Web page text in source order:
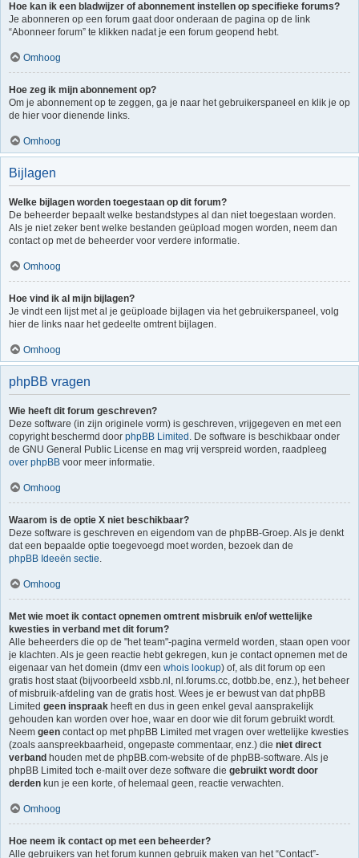
Hoe kan ik een bladwijzer of abonnement instellen op specifieke forums?
Je abonneren op een forum gaat door onderaan de pagina op de link
“Abonneer forum” te klikken nadat je een forum geopend hebt.
Omhoog
Hoe zeg ik mijn abonnement op?
Om je abonnement op te zeggen, ga je naar het gebruikerspaneel en klik je op
de hier voor dienende links.
Omhoog
Bijlagen
Welke bijlagen worden toegestaan op dit forum?
De beheerder bepaalt welke bestandstypes al dan niet toegestaan worden.
Als je niet zeker bent welke bestanden geüpload mogen worden, neem dan
contact op met de beheerder voor verdere informatie.
Omhoog
Hoe vind ik al mijn bijlagen?
Je vindt een lijst met al je geüploade bijlagen via het gebruikerspaneel, volg
hier de links naar het gedeelte omtrent bijlagen.
Omhoog
phpBB vragen
Wie heeft dit forum geschreven?
Deze software (in zijn originele vorm) is geschreven, vrijgegeven en met een
copyright beschermd door phpBB Limited . De software is beschikbaar onder
de GNU General Public License en mag vrij verspreid worden, raadpleeg
over phpBB voor meer informatie.
Omhoog
Waarom is de optie X niet beschikbaar?
Deze software is geschreven en eigendom van de phpBB-Groep. Als je denkt
dat een bepaalde optie toegevoegd moet worden, bezoek dan de
phpBB Ideeën sectie.
Omhoog
Met wie moet ik contact opnemen omtrent misbruik en/of wettelijke
kwesties in verband met dit forum?
Alle beheerders die op de "het team"-pagina vermeld worden, staan open voor
je klachten. Als je geen reactie hebt gekregen, kun je contact opnemen met de
eigenaar van het domein (dmv een whois lookup) of, als dit forum op een
gratis host staat (bijvoorbeeld xsbb.nl, nl.forums.cc, dotbb.be, enz.), het beheer
of misbruik-afdeling van de gratis host. Wees je er bewust van dat phpBB
Limited geen inspraak heeft en dus in geen enkel geval aansprakelijk
gehouden kan worden over hoe, waar en door wie dit forum gebruikt wordt.
Neem geen contact op met phpBB Limited met vragen over wettelijke kwesties
(zoals aanspreekbaarheid, ongepaste commentaar, enz.) die niet direct
verband houden met de phpBB.com-website of de phpBB-software. Als je
phpBB Limited toch e-mailt over deze software die gebruikt wordt door
derden kun je een korte, of helemaal geen, reactie verwachten.
Omhoog
Hoe neem ik contact op met een beheerder?
Alle gebruikers van het forum kunnen gebruik maken van het “Contact”-